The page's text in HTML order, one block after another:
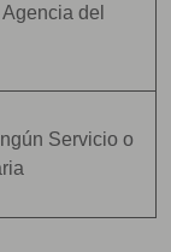
del
Servicio o